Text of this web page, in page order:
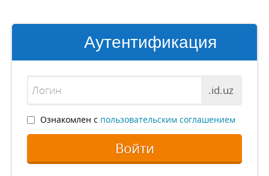
Аутентификация
.id.uz
Ознакомлен с пользовательским соглашением
Войти